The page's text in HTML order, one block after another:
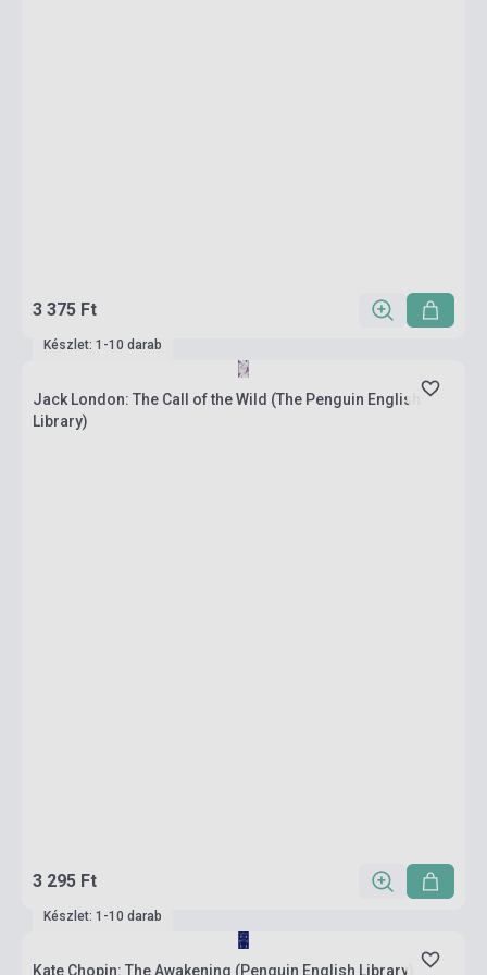
3 375 Ft
Készlet: 1-10 darab
Jack London: The Call of the Wild (The Penguin English
Library)
3 295 Ft
Készlet: 1-10 darab
Kate Chopin: The Awakening (Penguin English Library)